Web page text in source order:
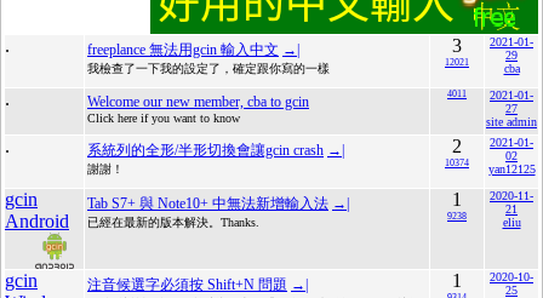
. freeplance 無法用gcin 輸入中文 →|
我檢查了一下我的設定了，確定跟你寫的一樣
3
12021
2021-01-
29
cba
. Welcome our new member, cba to gcin
Click here if you want to know
4011
2021-01-
27
site admin
. 系統列的全形/半形切換會讓gcin crash →|
謝謝！
2
10374
2021-01-
02
yan12125
gcin
Android
Tab S7+ 與 Note10+ 中無法新增輸入法 →|
已經在最新的版本解決。Thanks.
1
9238
2020-11-
21
eliu
gcin
注音候選字必須按 Shift+N 問題 →| 1
2020-10-
25